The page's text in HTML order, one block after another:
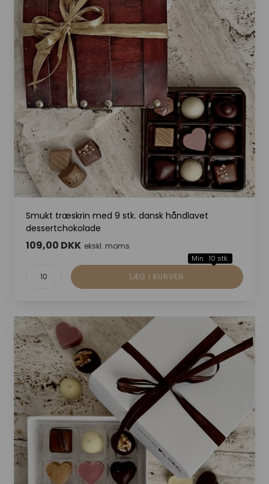
Smukt træskrin med 9 stk. dansk håndlavet
dessertchokolade
109,00 DKK ekskl. moms
Min. 10 stk.